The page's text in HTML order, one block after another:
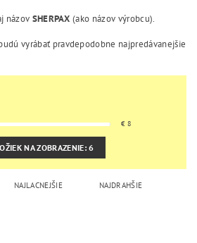
názov SHERPAX (ako názov výrobcu).
vyrábať pravdepodobne najpredávanejšie
€ 8
NA ZOBRAZENIE:6
NAJLACNEJŠIE NAJDRAHŠIE